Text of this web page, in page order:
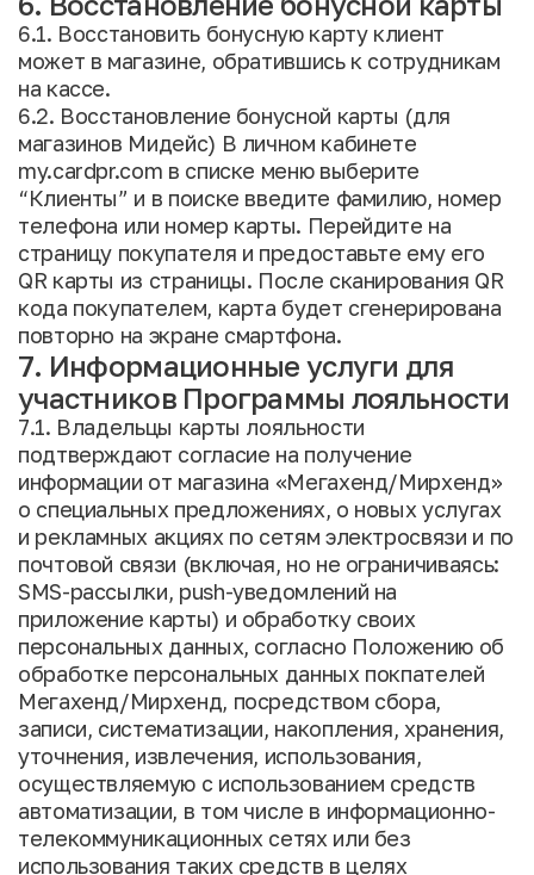
6.1. Восстановить бонусную карту клиент
может в магазине, обратившись к сотрудникам
на кассе.
6.2. Восстановление бонусной карты (для
магазинов Мидейс) В личном кабинете
my.cardpr.com в списке меню выберите
“Клиенты” и в поиске введите фамилию, номер
телефона или номер карты. Перейдите на
страницу покупателя и предоставьте ему его
QR карты из страницы. После сканирования QR
кода покупателем, карта будет сгенерирована
повторно на экране смартфона.
7. Информационные услуги для
участников Программы лояльности
7.1. Владельцы карты лояльности
подтверждают согласие на получение
информации от магазина «Мегахенд/Мирхенд»
о специальных предложениях, о новых услугах
и рекламных акциях по сетям электросвязи и по
почтовой связи (включая, но не ограничиваясь:
SMS-рассылки, push-уведомлений на
приложение карты) и обработку своих
персональных данных, согласно Положению об
обработке персональных данных покпателей
Мегахенд/Мирхенд, посредством сбора,
записи, систематизации, накопления, хранения,
уточнения, извлечения, использования,
осуществляемую с использованием средств
автоматизации, в том числе в информационно-
телекоммуникационных сетях или без
использования таких средств в целях